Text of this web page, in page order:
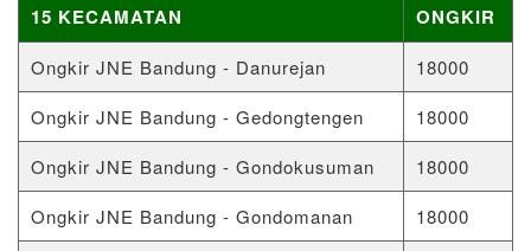
15 KECAMATAN ONGKIR
Ongkir JNE Bandung - Danurejan
18000
Ongkir JNE Bandung - Gedongtengen
18000
Ongkir JNE Bandung - Gondokusuman
18000
Ongkir JNE Bandung - Gondomanan
18000